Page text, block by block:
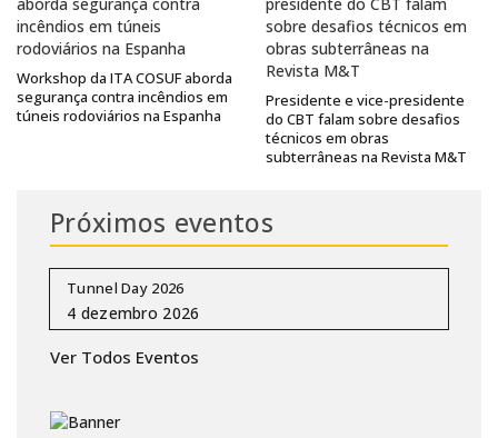
Workshop da ITA COSUF aborda
segurança contra incêndios em
túneis rodoviários na Espanha
Presidente e vice-presidente
do CBT falam sobre desafios
técnicos em obras
subterrâneas na Revista M&T
Próximos eventos
Tunnel Day 2026
Ver Todos Eventos